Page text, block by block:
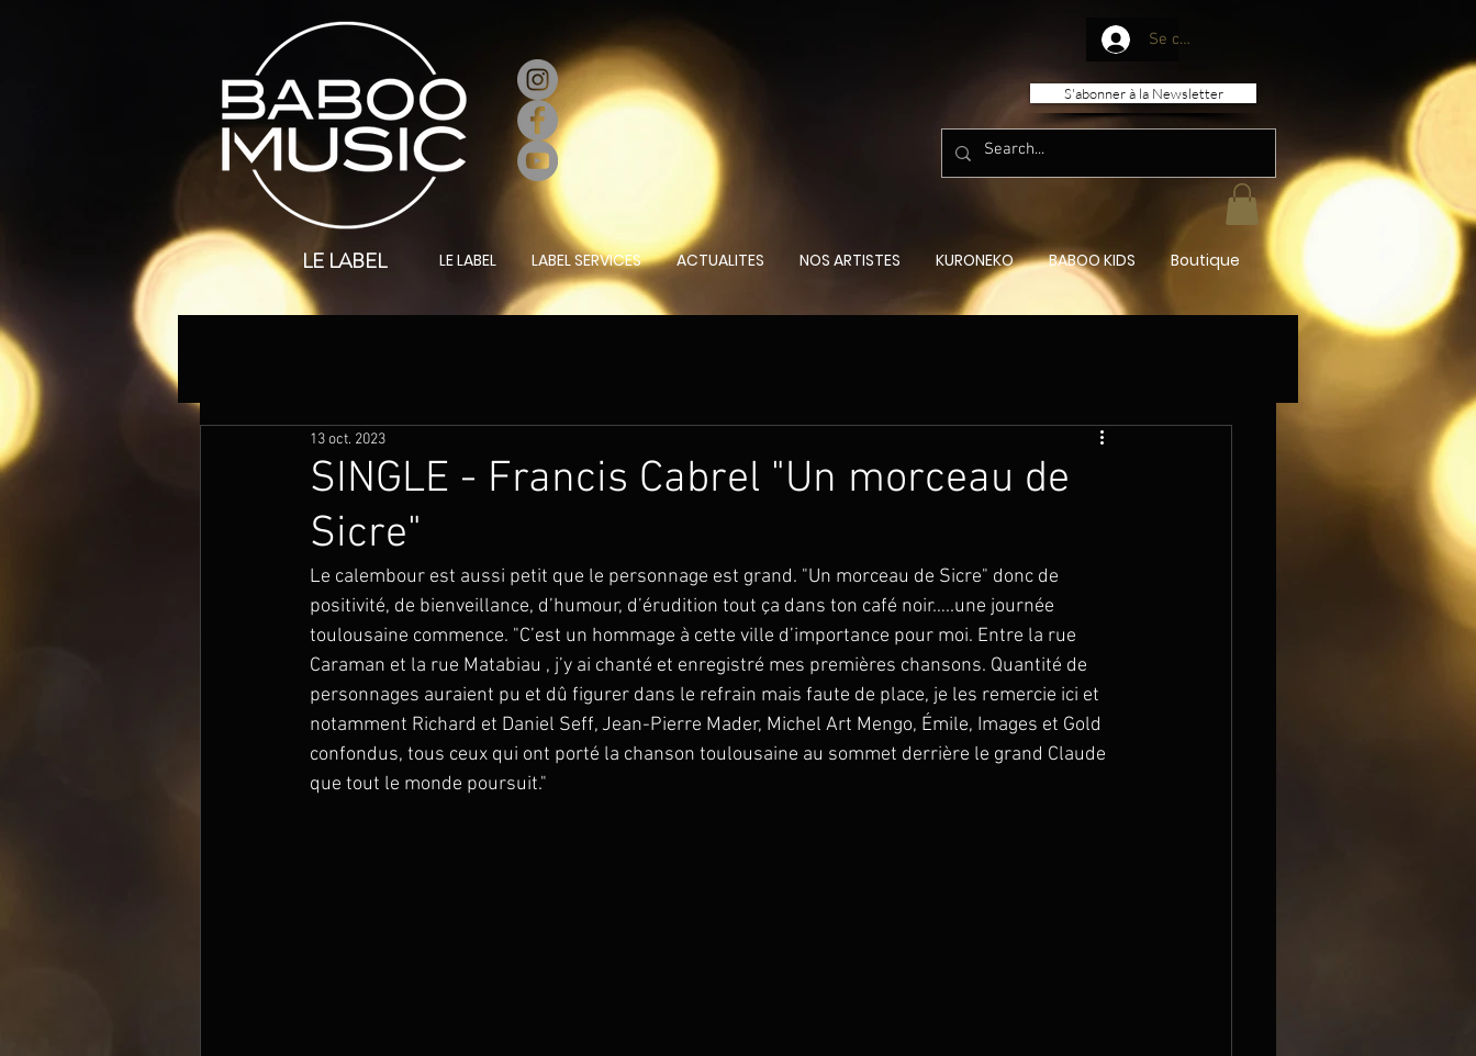
Se connecter
S'abonner à la Newsletter
LE LABEL LABEL SERVICES ACTUALITES NOS ARTISTES KURONEKO BABOO KIDS Boutique
LE LABEL
SINGLE - Francis Cabrel "Un morceau de
Sicre"
13 oct. 2023
Le calembour est aussi petit que le personnage est grand. "Un morceau de Sicre" donc de
positivité, de bienveillance, d’humour, d’érudition tout ça dans ton café noir…..une journée
toulousaine commence. "C’est un hommage à cette ville d’importance pour moi. Entre la rue
Caraman et la rue Matabiau , j’y ai chanté et enregistré mes premières chansons. Quantité de
personnages auraient pu et dû figurer dans le refrain mais faute de place, je les remercie ici et
notamment Richard et Daniel Seff, Jean-Pierre Mader, Michel Art Mengo, Émile, Images et Gold
confondus, tous ceux qui ont porté la chanson toulousaine au sommet derrière le grand Claude
que tout le monde poursuit."